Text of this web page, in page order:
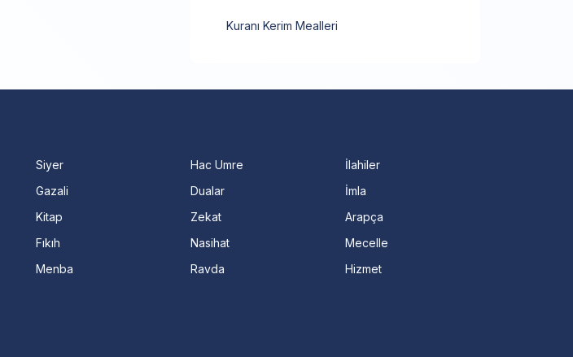
Kuranı Kerim Mealleri
Siyer
Gazali
Kitap
Fıkıh
Menba
Hac Umre
Dualar
Zekat
Nasihat
Ravda
İlahiler
İmla
Arapça
Mecelle
Hizmet